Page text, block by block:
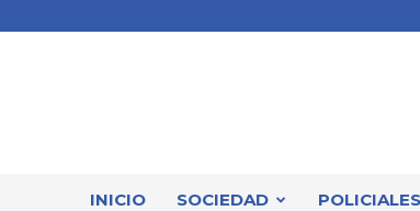
INICIO SOCIEDAD POLICIALES